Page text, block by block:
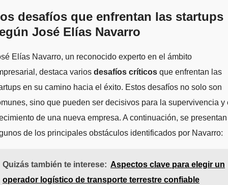
desafíos que enfrentan las startups
José Elías Navarro
Elías Navarro, un reconocido experto en el ámbito
destaca varios desafíos críticos que enfrentan las
en su camino hacia el éxito. Estos desafíos no solo son
sino que pueden ser decisivos para la supervivencia y
de una nueva empresa. A continuación, se presentan
de los principales obstáculos identificados por Navarro:
Quizás también te interese: Aspectos clave para elegir un
operador logístico de transporte terrestre confiable